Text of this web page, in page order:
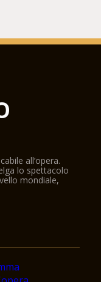
all’opera.
lo spettacolo
mondiale,